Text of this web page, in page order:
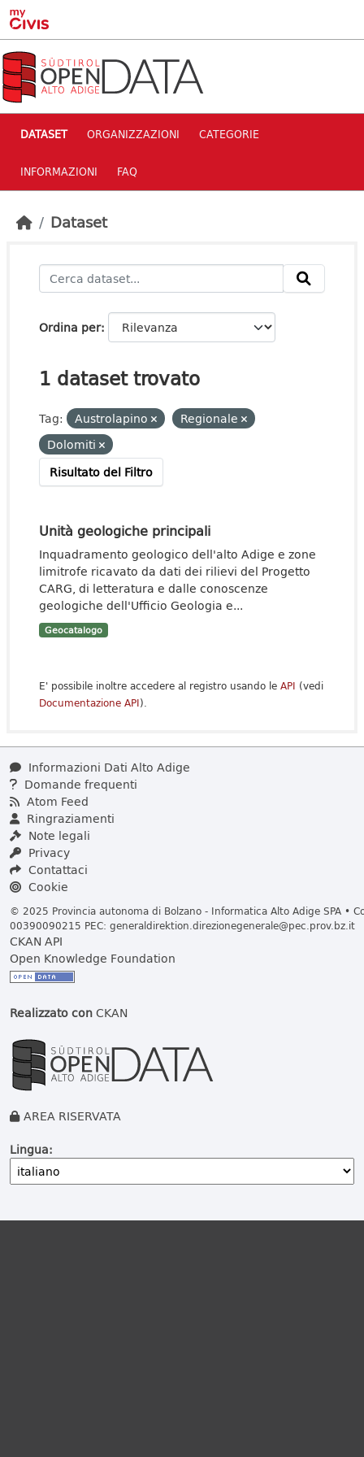
Skip to main content
DATASET ORGANIZZAZIONI CATEGORIE
INFORMAZIONI FAQ
Dataset
Ordina per
1 dataset trovato
Tag: Austrolapino
Regionale
Dolomiti
Risultato del Filtro
Unità geologiche principali
Inquadramento geologico dell'alto Adige e zone
limitrofe ricavato da dati dei rilievi del Progetto
CARG, di letteratura e dalle conoscenze
geologiche dell'Ufficio Geologia e...
Geocatalogo
E' possibile inoltre accedere al registro usando le API (vedi
Documentazione API).
Informazioni Dati Alto Adige
Domande frequenti
Atom Feed
Ringraziamenti
Note legali
Privacy
Contattaci
Cookie
© 2025 Provincia autonoma di Bolzano - Informatica Alto Adige SPA •
00390090215 PEC: generaldirektion.direzionegenerale@pec.prov.bz.it
CKAN API
Open Knowledge Foundation
Realizzato conCKAN
AREA RISERVATA
Lingua